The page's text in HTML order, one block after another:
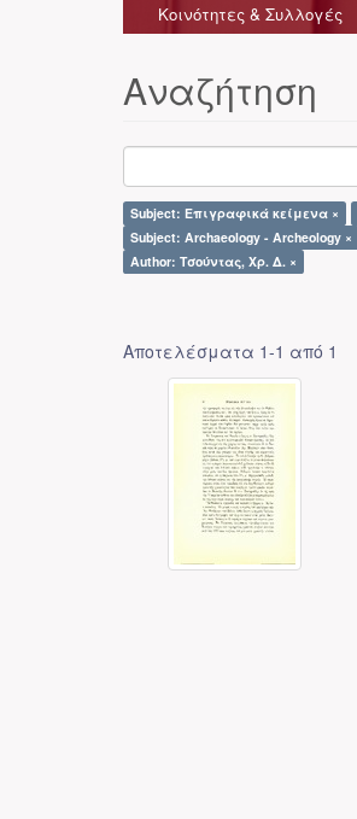
Κοινότητες & Συλλογές
Αναζήτηση
Subject: Επιγραφικά κείμενα ×
Subject: Archaeology - Archeology ×
Author: Τσούντας, Χρ. Δ. ×
Αποτελέσματα 1-1 από 1